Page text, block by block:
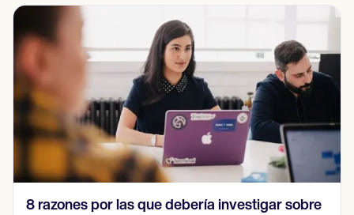
Una guía completa sobre la etiqueta de